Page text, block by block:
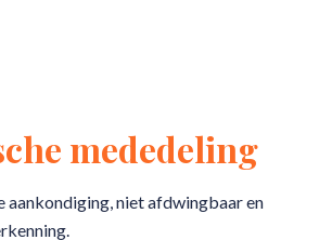
mededeling
niet afdwingbaar en